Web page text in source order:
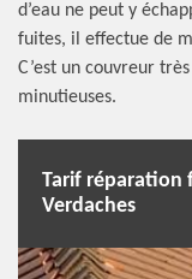
d’eau ne peut y
fuites, il effectue de
C’est un couvreur
minutieuses.
Tarif réparation
Verdaches